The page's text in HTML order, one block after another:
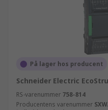
På lager hos producent
Schneider Electric
RS-varenummer 758-814
Producentens varenummer